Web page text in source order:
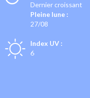
Dernier croissant
Pleine lune :
27/08
Index UV :
6